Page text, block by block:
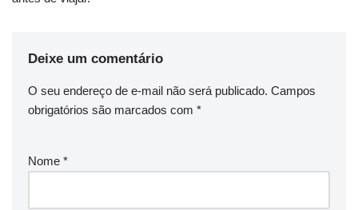
Deixe um comentário
O seu endereço de e-mail não será publicado. Campos
obrigatórios são marcados com *
Nome *